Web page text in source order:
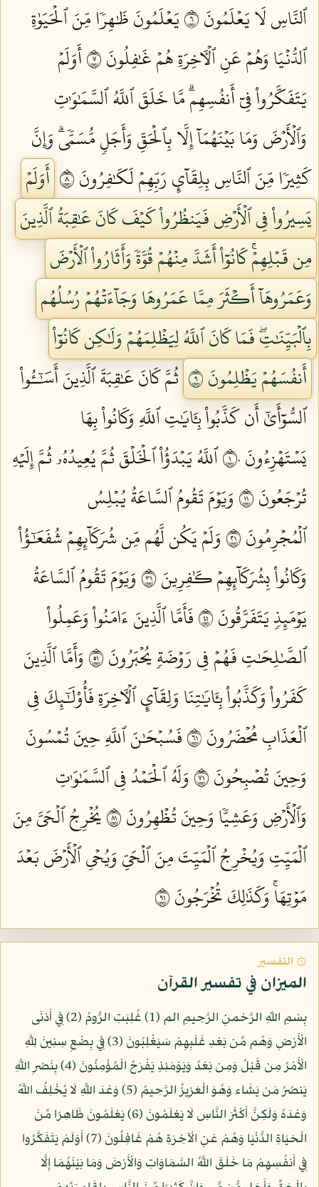
ٱلنَّاسِ لَا يَعۡلَمُونَ ٦
يَعۡلَمُونَ ظَٰهِرٗا مِّنَ ٱلۡحَيَوٰةِ
ٱلدُّنۡيَا وَهُمۡ عَنِ ٱلۡأٓخِرَةِ هُمۡ غَٰفِلُونَ ٧
أَوَلَمۡ
يَتَفَكَّرُواْ فِيٓ أَنفُسِهِمۗ مَّا خَلَقَ ٱللَّهُ ٱلسَّمَٰوَٰتِ
وَٱلۡأَرۡضَ وَمَا بَيۡنَهُمَآ إِلَّا بِٱلۡحَقِّ وَأَجَلٖ مُّسَمّٗىۗ وَإِنَّ
كَثِيرٗا مِّنَ ٱلنَّاسِ بِلِقَآيِٕ رَبِّهِمۡ لَكَٰفِرُونَ ٨
أَوَلَمۡ
يَسِيرُواْ فِي ٱلۡأَرۡضِ فَيَنظُرُواْ كَيۡفَ كَانَ عَٰقِبَةُ ٱلَّذِينَ
مِن قَبۡلِهِمۡۚ كَانُوٓاْ أَشَدَّ مِنۡهُمۡ قُوَّةٗ وَأَثَارُواْ ٱلۡأَرۡضَ
وَعَمَرُوهَآ أَكۡثَرَ مِمَّا عَمَرُوهَا وَجَآءَتۡهُمۡ رُسُلُهُم
بِٱلۡبَيِّنَٰتِۖ فَمَا كَانَ ٱللَّهُ لِيَظۡلِمَهُمۡ وَلَٰكِن كَانُوٓاْ
أَنفُسَهُمۡ يَظۡلِمُونَ ٩
ثُمَّ كَانَ عَٰقِبَةَ ٱلَّذِينَ أَسَٰٓـُٔواْ
ٱلسُّوٓأَىٰٓ أَن كَذَّبُواْ بِـَٔايَٰتِ ٱللَّهِ وَكَانُواْ بِهَا
يَسۡتَهۡزِءُونَ ١٠
ٱللَّهُ يَبۡدَؤُاْ ٱلۡخَلۡقَ ثُمَّ يُعِيدُهُۥ ثُمَّ إِلَيۡهِ
تُرۡجَعُونَ ١١
وَيَوۡمَ تَقُومُ ٱلسَّاعَةُ يُبۡلِسُ
ٱلۡمُجۡرِمُونَ ١٢
وَلَمۡ يَكُن لَّهُم مِّن شُرَكَآئِهِمۡ شُفَعَٰٓؤُاْ
وَكَانُواْ بِشُرَكَآئِهِمۡ كَٰفِرِينَ ١٣
وَيَوۡمَ تَقُومُ ٱلسَّاعَةُ
يَوۡمَئِذٖ يَتَفَرَّقُونَ ١٤
فَأَمَّا ٱلَّذِينَ ءَامَنُواْ وَعَمِلُواْ
ٱلصَّٰلِحَٰتِ فَهُمۡ فِي رَوۡضَةٖ يُحۡبَرُونَ ١٥
وَأَمَّا ٱلَّذِينَ
كَفَرُواْ وَكَذَّبُواْ بِـَٔايَٰتِنَا وَلِقَآيِٕ ٱلۡأٓخِرَةِ فَأُوْلَٰٓئِكَ فِي
ٱلۡعَذَابِ مُحۡضَرُونَ ١٦
فَسُبۡحَٰنَ ٱللَّهِ حِينَ تُمۡسُونَ
وَحِينَ تُصۡبِحُونَ ١٧
وَلَهُ ٱلۡحَمۡدُ فِي ٱلسَّمَٰوَٰتِ
وَٱلۡأَرۡضِ وَعَشِيّٗا وَحِينَ تُظۡهِرُونَ ١٨
يُخۡرِجُ ٱلۡحَيَّ مِنَ
ٱلۡمَيِّتِ وَيُخۡرِجُ ٱلۡمَيِّتَ مِنَ ٱلۡحَيِّ وَيُحۡيِ ٱلۡأَرۡضَ بَعۡدَ
مَوۡتِهَاۚ وَكَذَٰلِكَ تُخۡرَجُونَ ١٩
۞ التفسير
الميزان في تفسير القرآن
بِسْمِ اللّهِ الرَّحْمنِ الرَّحِيمِ الم (1) غُلِبَتِ الرُّومُ (2) فِي أَدْنَى
الْأَرْضِ وَهُم مِّن بَعْدِ غَلَبِهِمْ سَيَغْلِبُونَ (3) فِي بِضْعِ سِنِينَ لِلَّهِ
الْأَمْرُ مِن قَبْلُ وَمِن بَعْدُ وَيَوْمَئِذٍ يَفْرَحُ الْمُؤْمِنُونَ (4) بِنَصْرِ اللَّهِ
يَنصُرُ مَن يَشَاء وَهُوَ الْعَزِيزُ الرَّحِيمُ (5) وَعْدَ اللَّهِ لَا يُخْلِفُ اللَّهُ
وَعْدَهُ وَلَكِنَّ أَكْثَرَ النَّاسِ لَا يَعْلَمُونَ (6) يَعْلَمُونَ ظَاهِرًا مِّنَ
الْحَيَاةِ الدُّنْيَا وَهُمْ عَنِ الْآخِرَةِ هُمْ غَافِلُونَ (7) أَوَلَمْ يَتَفَكَّرُوا
فِي أَنفُسِهِمْ مَا خَلَقَ اللَّهُ السَّمَاوَاتِ وَالْأَرْضَ وَمَا بَيْنَهُمَا إِلَّا